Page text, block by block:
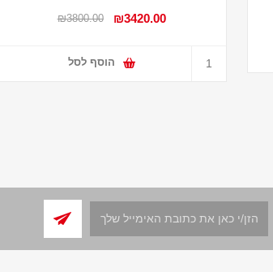
₪3420.00
₪3800.00
הוסף לסל